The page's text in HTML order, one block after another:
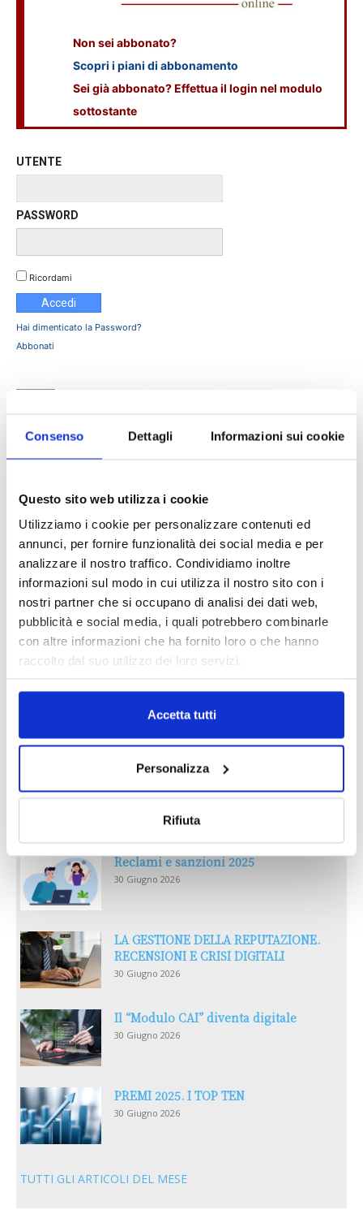
Consenso Dettagli Informazioni sui cookie
Questo sito web utilizza i cookie
Utilizziamo i cookie per personalizzare contenuti ed
annunci, per fornire funzionalità dei social media e per
analizzare il nostro traffico. Condividiamo inoltre
informazioni sul modo in cui utilizza il nostro sito con i
nostri partner che si occupano di analisi dei dati web,
pubblicità e social media, i quali potrebbero combinarle
con altre informazioni che ha fornito loro o che hanno
raccolto dal suo utilizzo dei loro servizi.
Accetta tutti
Personalizza
Rifiuta
Non sei abbonato?
Scopri i piani di abbonamento
Sei già abbonato? Effettua il login nel modulo
sottostante
UTENTE
PASSWORD
Ricordami
Hai dimenticato la Password?
Abbonati
Giovanna Galbusera
intervista Mauro Galbusera
IL MENSILE ASSINEWS LUGLIO-
AGOSTO 2026
Reclami e sanzioni 2025
30 Giugno 2026
LA GESTIONE DELLA REPUTAZIONE.
RECENSIONI E CRISI DIGITALI
30 Giugno 2026
Il “Modulo CAI” diventa digitale
30 Giugno 2026
PREMI 2025. I TOP TEN
30 Giugno 2026
TUTTI GLI ARTICOLI DEL MESE